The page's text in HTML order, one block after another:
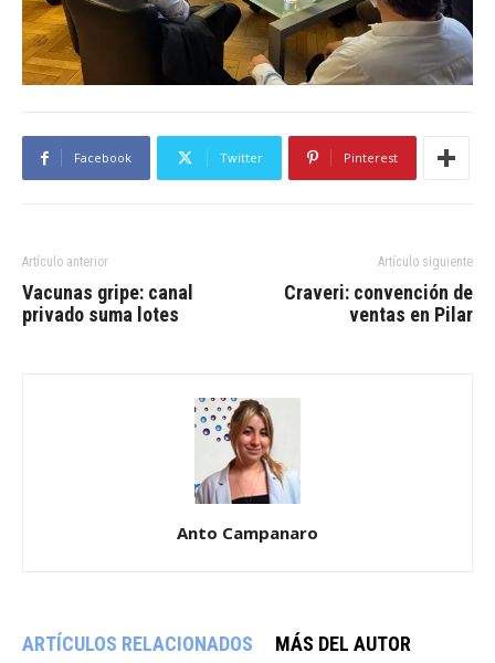
Facebook Twitter Pinterest
Artículo anterior
Vacunas gripe: canal
privado suma lotes
Artículo siguiente
Craveri: convención de
ventas en Pilar
Anto Campanaro
ARTÍCULOS RELACIONADOS MÁS DEL AUTOR